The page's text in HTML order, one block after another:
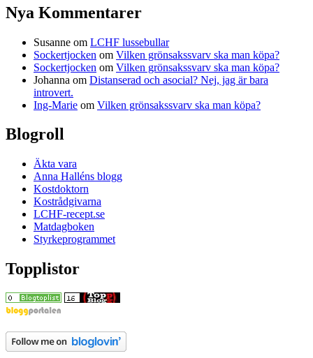
Nya Kommentarer
Susanne om LCHF lussebullar
Sockertjocken om Vilken grönsakssvarv ska man köpa?
Sockertjocken om Vilken grönsakssvarv ska man köpa?
Johanna om Distanserad och asocial? Nej, jag är bara
introvert.
Ing-Marie om Vilken grönsakssvarv ska man köpa?
Blogroll
Äkta vara
Anna Halléns blogg
Kostdoktorn
Kostrådgivarna
LCHF-recept.se
Matdagboken
Styrkeprogrammet
Topplistor